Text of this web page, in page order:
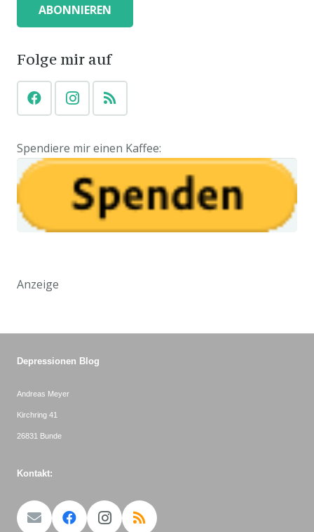
Folge mir auf
Spendiere mir einen Kaffee:
Anzeige
Depressionen Blog
Andreas Meyer
Kirchring 41
26831 Bunde
Kontakt: